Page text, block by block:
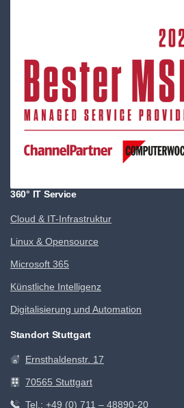
360° IT Service
Cloud & IT-Infrastruktur
Linux & Opensource
Microsoft 365
Künstliche Intelligenz
Digitalisierung und Automation
Standort Stuttgart
Ernsthaldenstr. 17
70565 Stuttgart
Tel.: +49 (0) 711 – 48890-20